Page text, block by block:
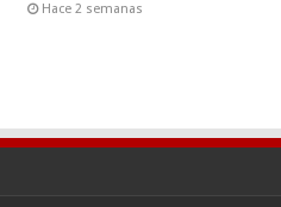
Hace 2 semanas